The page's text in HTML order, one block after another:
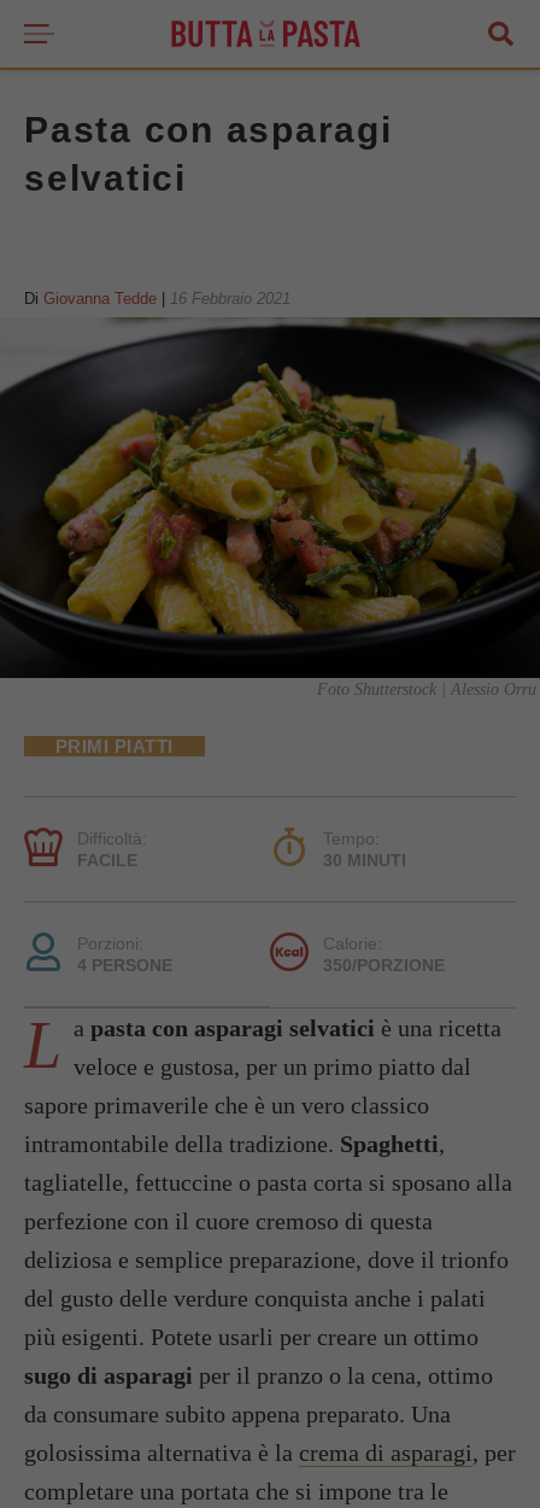
Pasta con asparagi
selvatici
Di Giovanna Tedde 16 Febbraio 2021
Foto Shutterstock | Alessio Orru
PRIMI PIATTI
Difficoltà:
FACILE
Tempo:
30 MINUTI
Porzioni:
4 PERSONE
Calorie:
350/PORZIONE
L a pasta con asparagi selvatici è una ricetta
veloce e gustosa, per un primo piatto dal
sapore primaverile che è un vero classico
intramontabile della tradizione. Spaghetti,
tagliatelle, fettuccine o pasta corta si sposano alla
perfezione con il cuore cremoso di questa
deliziosa e semplice preparazione, dove il trionfo
del gusto delle verdure conquista anche i palati
più esigenti. Potete usarli per creare un ottimo
sugo di asparagi per il pranzo o la cena, ottimo
da consumare subito appena preparato. Una
golosissima alternativa è la crema di asparagi, per
completare una portata che si impone tra le